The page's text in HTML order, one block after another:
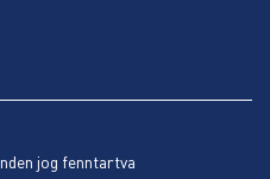
jog fenntartva